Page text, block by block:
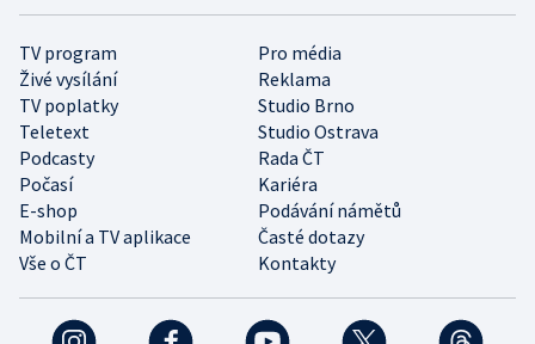
TV program
Pro média
Živé vysílání
Reklama
TV poplatky
Studio Brno
Teletext
Studio Ostrava
Podcasty
Rada ČT
Počasí
Kariéra
E-shop
Podávání námětů
Mobilní a TV aplikace
Časté dotazy
Vše o ČT
Kontakty